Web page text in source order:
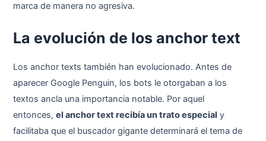
marca de manera no agresiva.
La evolución de los anchor text
Los anchor texts también han evolucionado. Antes de
aparecer Google Penguin, los bots le otorgaban a los
textos ancla una importancia notable. Por aquel
entonces,el anchor text recibía un trato especial y
facilitaba que el buscador gigante determinará el tema de